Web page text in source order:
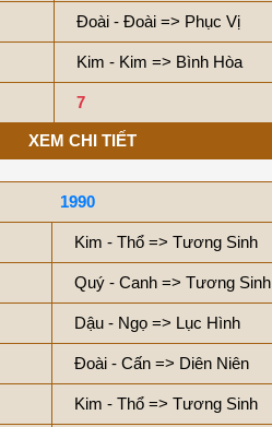
Đoài - Đoài => Phục Vị
Kim - Kim => Bình Hòa
7
XEM CHI TIẾT
1990
Kim - Thổ => Tương Sinh
Quý - Canh => Tương Sinh
Dậu - Ngọ => Lục Hình
Đoài - Cấn => Diên Niên
Kim - Thổ => Tương Sinh